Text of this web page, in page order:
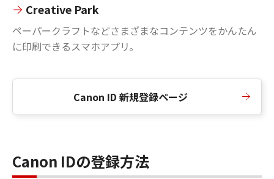
Creative Park
ペーパークラフトなどさまざまなコンテンツをかんたん
に印刷できるスマホアプリ。
Canon ID 新規登録ページ
Canon IDの登録方法